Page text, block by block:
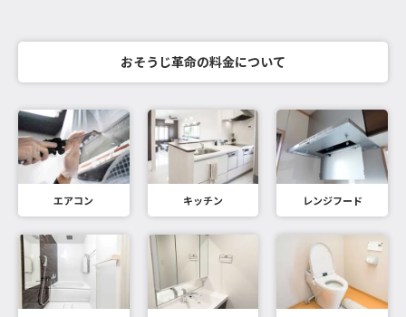
おそうじ革命の料金について
エアコン キッチン レンジフード